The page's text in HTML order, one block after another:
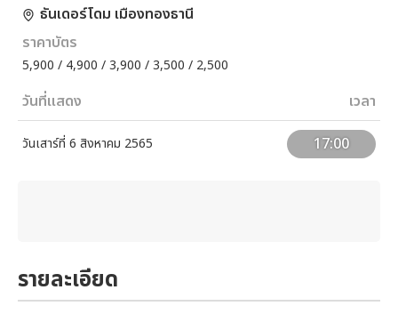
ธันเดอร์โดม เมืองทองธานี
ราคาบัตร
5,900 / 4,900 / 3,900 / 3,500 / 2,500
วันที่แสดง เวลา
วันเสาร์ที่ 6 สิงหาคม 2565 17:00
รายละเอียด